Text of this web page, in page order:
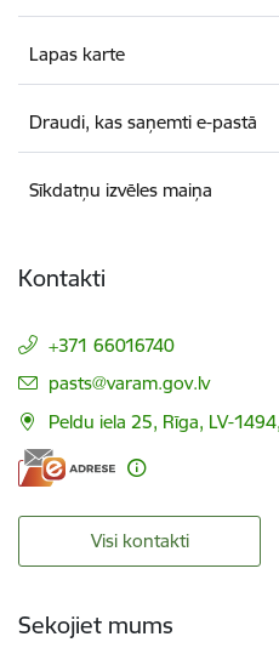
Lapas karte
Draudi, kas saņemti e-pastā
Sīkdatņu izvēles maiņa
Kontakti
+371 66016740
E-pasts:
pasts@varam.gov.lv
Peldu iela 25, Rīga, LV-
Visi kontakti
Sekojiet mums